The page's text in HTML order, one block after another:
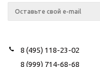
8 (495) 118-23-02
8 (999) 714-68-68